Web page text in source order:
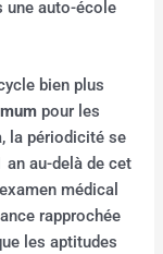
une auto-école
bien plus
pour les
la périodicité se
an au-delà de cet
médical
rapprochée
les aptitudes